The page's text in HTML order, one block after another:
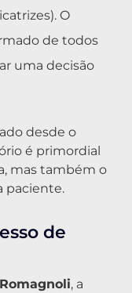
O
de todos
uma decisão
desde o
é primordial
mas também o
paciente.
de
, a